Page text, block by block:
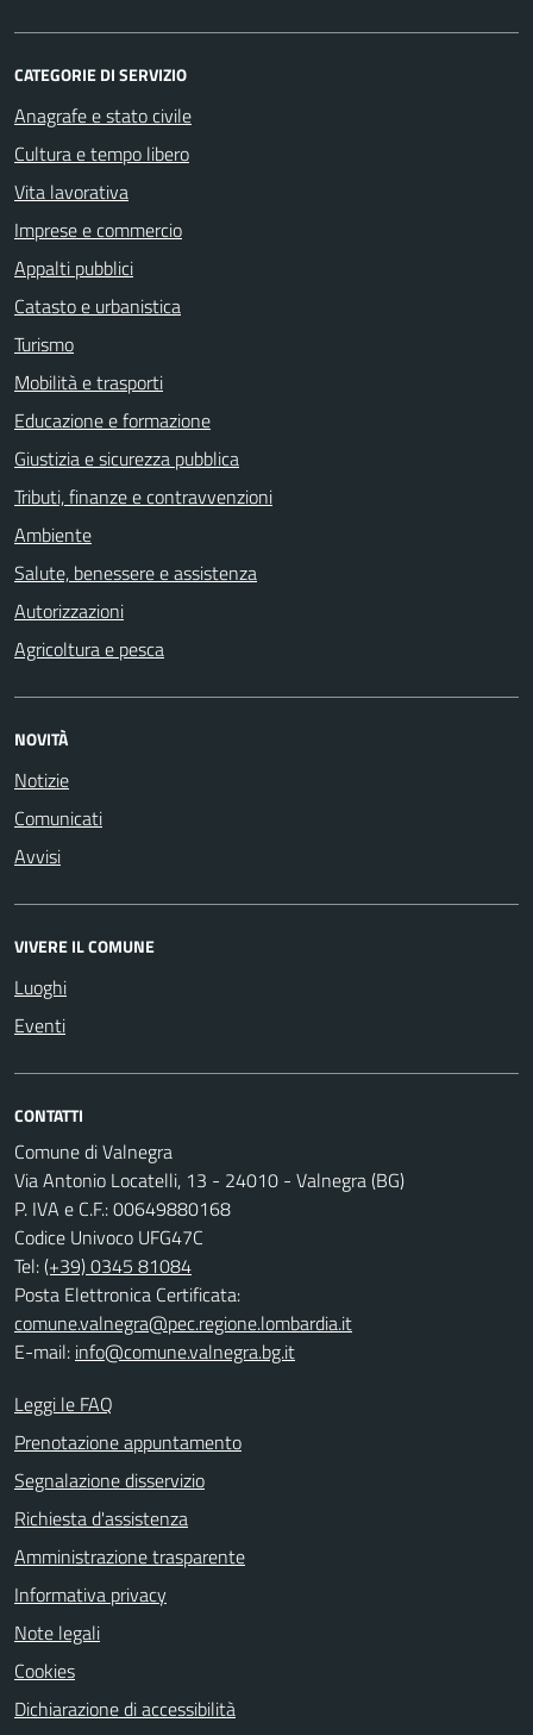
CATEGORIE DI SERVIZIO
Anagrafe e stato civile
Cultura e tempo libero
Vita lavorativa
Imprese e commercio
Appalti pubblici
Catasto e urbanistica
Turismo
Mobilità e trasporti
Educazione e formazione
Giustizia e sicurezza pubblica
Tributi, finanze e contravvenzioni
Ambiente
Salute, benessere e assistenza
Autorizzazioni
Agricoltura e pesca
NOVITÀ
Notizie
Comunicati
Avvisi
VIVERE IL COMUNE
Luoghi
Eventi
CONTATTI
Comune di Valnegra
Via Antonio Locatelli, 13 - 24010 - Valnegra (BG)
P. IVA e C.F.: 00649880168
Codice Univoco UFG47C
Tel:(+39) 0345 81084
Posta Elettronica Certificata:
comune.valnegra@pec.regione.lombardia.it
E-mail: info@comune.valnegra.bg.it
Leggi le FAQ
Prenotazione appuntamento
Segnalazione disservizio
Richiesta d'assistenza
Amministrazione trasparente
Informativa privacy
Note legali
Cookies
Dichiarazione di accessibilità